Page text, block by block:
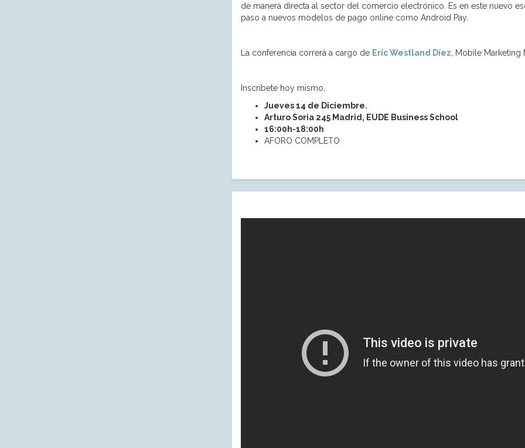
de manera directa al sector del comercio electrónico. Es en este nuevo
paso a nuevos modelos de pago online como Android Pay.
La conferencia correrá a cargo de Eric Westland Díez , Mobile
Inscríbete hoy mismo,
Jueves 14 de Diciembre.
Arturo Soria 245 Madrid, EUDE Business School
16:00h-18:00h
AFORO COMPLETO